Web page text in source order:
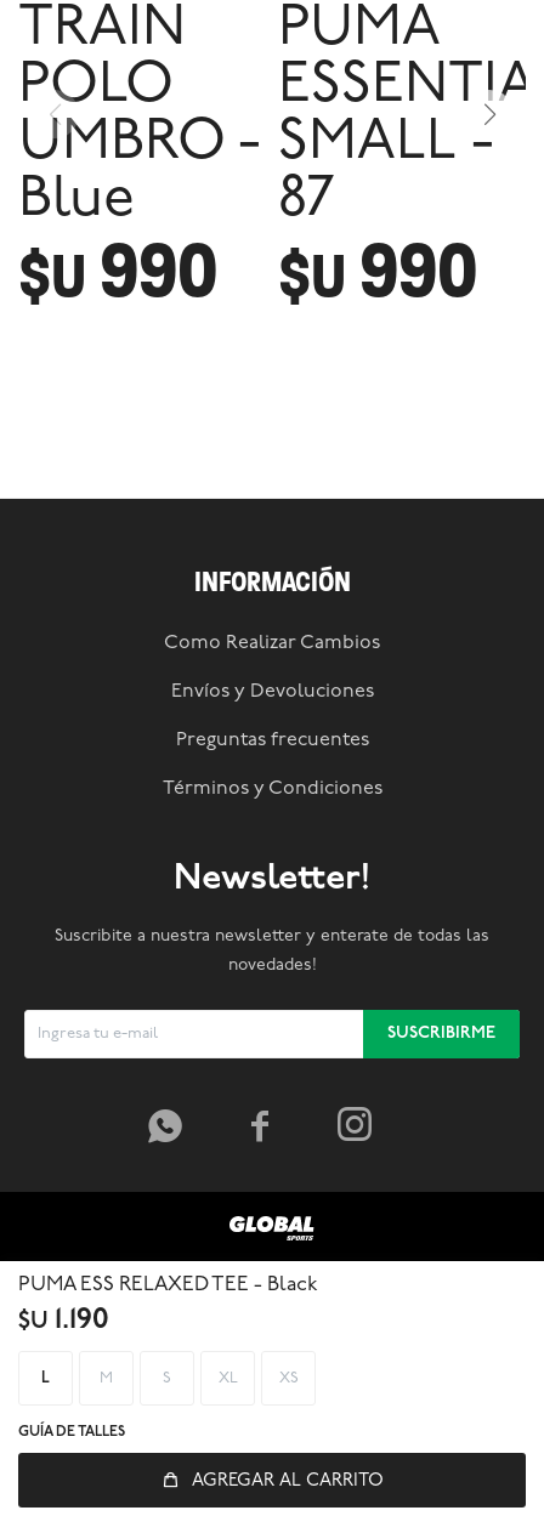
PUMA ESS RELAXED TEE - Black
$U 1.190
L M S XL XS
GUÍA DE TALLES
AGREGAR AL CARRITO
TRAIN
POLO
UMBRO -
Blue
$U 990
PUMA
SMALL -
87
$U 990
INFORMACIÓN
Como Realizar Cambios
Envíos y Devoluciones
Preguntas frecuentes
Términos y Condiciones
Newsletter!
Suscribite a nuestra newsletter y enterate de todas las
novedades!
SUSCRIBIRME
  
© Copyright 2026 / Global Sports